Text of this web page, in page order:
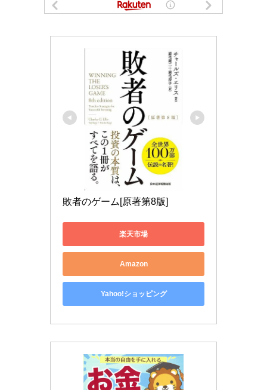
敗者のゲーム[原著第8版]
楽天市場
Amazon
Yahoo!ショッピング